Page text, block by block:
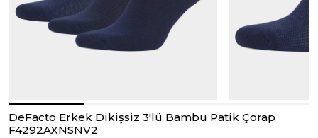
DeFacto Erkek Dikişsiz 3'lü Bambu Patik Çorap
F4292AXNSNV2